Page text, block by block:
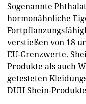
Sogenannte
hormonähnliche
verstießen von 18
EU-Grenzwerte.
Produkte als auch
getesteten
DUH Shein-